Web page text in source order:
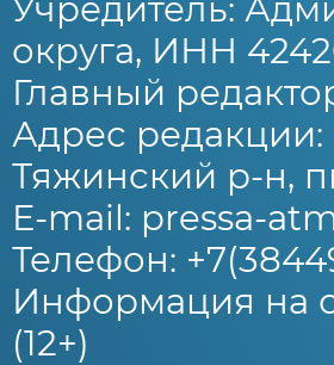
Учредитель:
округа, ИНН
Главный
Адрес редакции:
Тяжинский р-н,
E-mail: pressa-
Телефон:
Информация на
(12+)